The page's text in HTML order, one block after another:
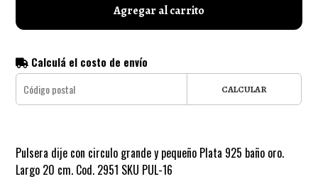
Agregar al carrito
Calculá el costo de envío
CALCULAR
Pulsera dije con circulo grande y pequeño Plata 925 baño oro.
Largo 20 cm. Cod. 2951 SKU PUL-16